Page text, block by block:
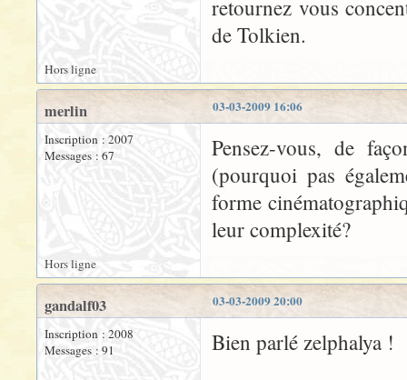
retournez vous
de Tolkien.
Hors ligne
03-03-2009 16:06
merlin
Inscription : 2007
Messages : 67
Pensez-vous, de
(pourquoi pas
forme
leur complexité?
Hors ligne
03-03-2009 20:00
gandalf03
Inscription : 2008
Messages : 91
Bien parlé zelphalya !